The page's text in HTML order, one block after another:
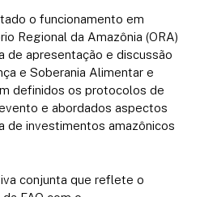
o funcionamento em
Regional da Amazônia (ORA)
de apresentação e discussão
e Soberania Alimentar e
definidos os protocolos de
e abordados aspectos
de investimentos amazônicos
conjunta que reflete o